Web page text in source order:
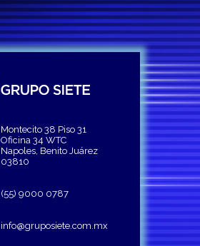
Montecito 38 Piso 31
Oficina 34 WTC
Napoles, Benito Juárez
03810
(55) 9000 0787
info@gruposiete.com.mx